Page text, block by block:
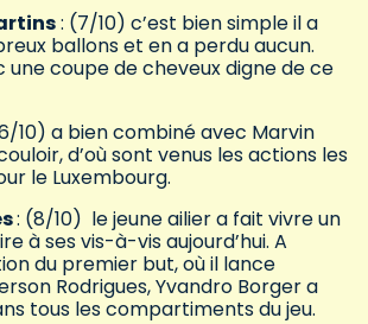
: (7/10) c’est bien simple il a
ballons et en a perdu aucun.
une coupe de cheveux digne de ce
10) a bien combiné avec Marvin
d’où sont venus les actions les
le Luxembourg.
: (8/10) le jeune ailier a fait vivre un
à ses vis-à-vis aujourd’hui. A
du premier but, où il lance
Rodrigues, Yvandro Borger a
tous les compartiments du jeu.